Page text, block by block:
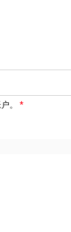
。